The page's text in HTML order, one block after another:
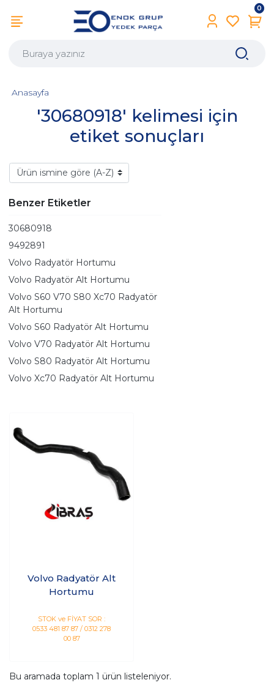
0
'30680918' kelimesi için
etiket sonuçları
Anasayfa
Benzer Etiketler
30680918
9492891
Volvo Radyatör Hortumu
Volvo Radyatör Alt Hortumu
Volvo S60 V70 S80 Xc70 Radyatör
Alt Hortumu
Volvo S60 Radyatör Alt Hortumu
Volvo V70 Radyatör Alt Hortumu
Volvo S80 Radyatör Alt Hortumu
Volvo Xc70 Radyatör Alt Hortumu
Volvo Radyatör Alt
Hortumu
STOK ve FİYAT SOR :
0533 481 87 87 / 0312 278
00 87
Bu aramada toplam 1 ürün listeleniyor.